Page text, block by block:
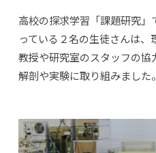
高校の探求学習「課題研究
っている２名の生徒さんは
教授や研究室のスタッフの
解剖や実験に取り組みました。